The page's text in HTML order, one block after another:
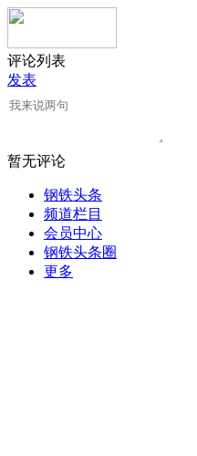
评论列表
发表
暂无评论
钢铁头条
频道栏目
会员中心
钢铁头条圈
更多